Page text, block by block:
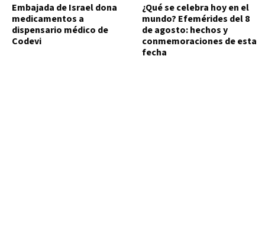
Embajada de Israel dona
medicamentos a
dispensario médico de
Codevi
¿Qué se celebra hoy en el
mundo? Efemérides del 8
de agosto: hechos y
conmemoraciones de esta
fecha